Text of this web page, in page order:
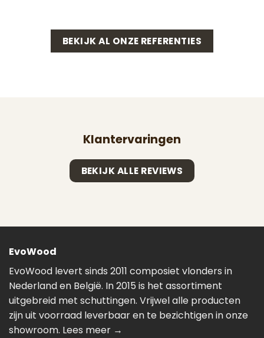
BEKIJK AL ONZE REFERENTIES
Klantervaringen
BEKIJK ALLE REVIEWS
EvoWood
EvoWood levert sinds 2011 composiet vlonders in
Nederland en België. In 2015 is het assortiment
uitgebreid met schuttingen. Vrijwel alle producten
zijn uit voorraad leverbaar en te bezichtigen in onze
showroom. Lees meer →